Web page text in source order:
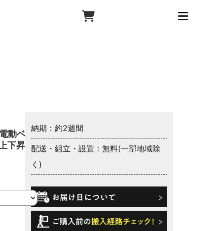
動ベッ
下昇降
納期：約2週間
配送・組立・設置：無料(一部地域除
く)